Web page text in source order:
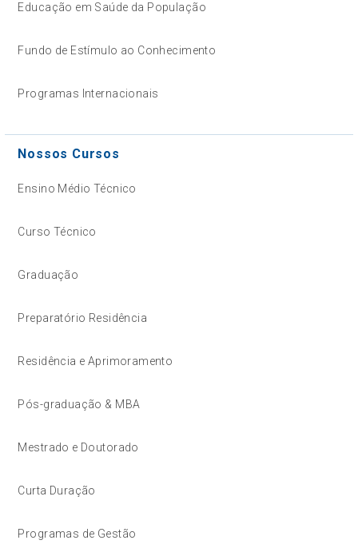
Educação em Saúde da População
Fundo de Estímulo ao Conhecimento
Programas Internacionais
Nossos Cursos
Ensino Médio Técnico
Curso Técnico
Graduação
Preparatório Residência
Residência e Aprimoramento
Pós-graduação & MBA
Mestrado e Doutorado
Curta Duração
Programas de Gestão